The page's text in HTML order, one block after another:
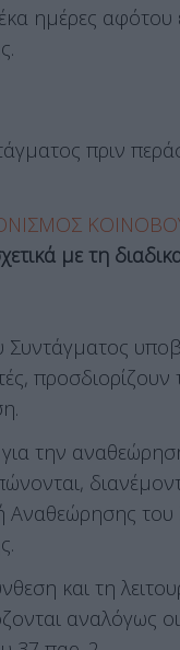
ημέρες αφότου
πριν
με τη
Συντάγματoς
πρoσδιoρίζoυν
την
Aναθεώρησης
και τη
αναλόγως